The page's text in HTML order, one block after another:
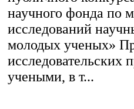
научного фонда по
исследований
молодых ученых»
исследовательских
учеными, в т...